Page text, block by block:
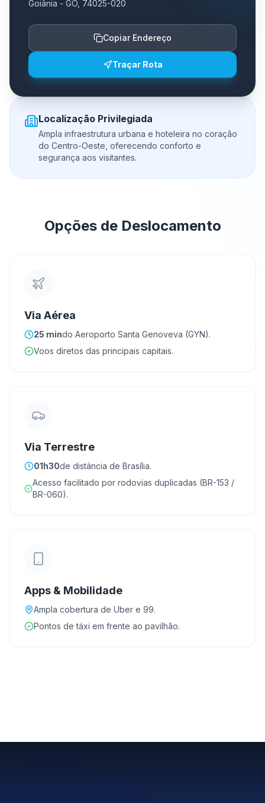
Goiânia - GO, 74025-020
Copiar Endereço
Traçar Rota
Localização Privilegiada
Ampla infraestrutura urbana e hoteleira no coração
do Centro-Oeste, oferecendo conforto e
segurança aos visitantes.
Opções de Deslocamento
Via Aérea
25 mindo Aeroporto Santa Genoveva (GYN).
Voos diretos das principais capitais.
Via Terrestre
01h30de distância de Brasília.
Acesso facilitado por rodovias duplicadas (BR-153 /
BR-060).
Apps & Mobilidade
Ampla cobertura de Uber e 99.
Pontos de táxi em frente ao pavilhão.